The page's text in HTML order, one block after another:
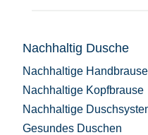
Nachhaltig Dusche
Nachhaltige
Nachhaltige Kopfbrause
Nachhaltige
Gesundes Duschen